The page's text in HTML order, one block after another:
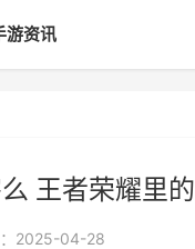
游资讯
王者荣耀里
：2025-04-28